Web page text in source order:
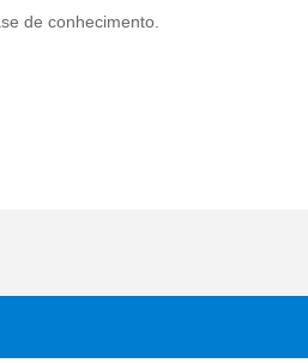
de conhecimento.